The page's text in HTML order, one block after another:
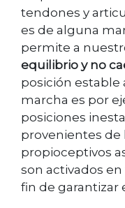
tendones y
es de alguna
permite a
equilibrio y no
posición estable
marcha es por
posiciones
provenientes de
propioceptivos
son activados
fin de garantizar